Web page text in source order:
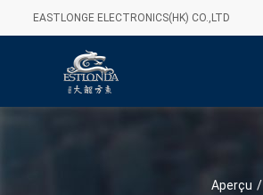
EASTLONGE ELECTRONICS(HK) CO.,LTD
Aperçu /